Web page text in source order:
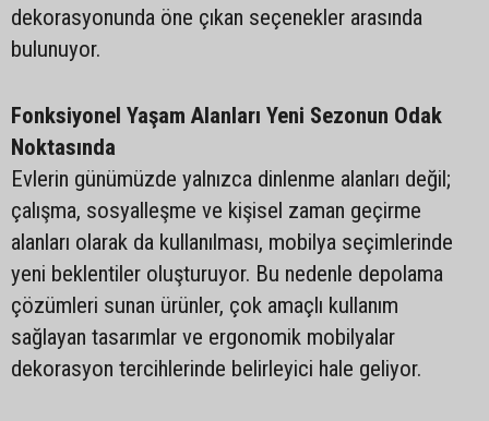
dekorasyonunda öne çıkan seçenekler arasında
bulunuyor.
Fonksiyonel Yaşam Alanları Yeni Sezonun Odak
Noktasında
Evlerin günümüzde yalnızca dinlenme alanları değil;
çalışma, sosyalleşme ve kişisel zaman geçirme
alanları olarak da kullanılması, mobilya seçimlerinde
yeni beklentiler oluşturuyor. Bu nedenle depolama
çözümleri sunan ürünler, çok amaçlı kullanım
sağlayan tasarımlar ve ergonomik mobilyalar
dekorasyon tercihlerinde belirleyici hale geliyor.